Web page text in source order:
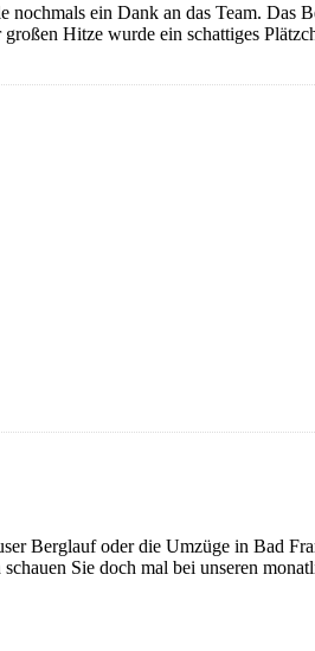
ein Dank an das Team. Das
Hitze wurde ein schattiges
Berglauf oder die Umzüge in Bad
Sie doch mal bei unseren